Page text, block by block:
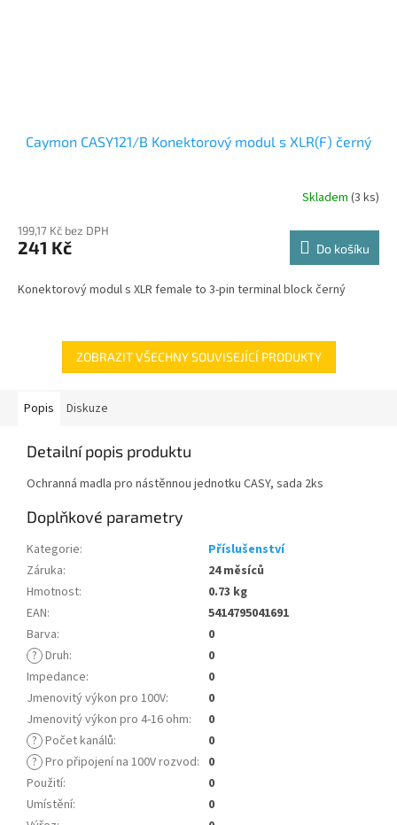
Caymon CASY121/B Konektorový modul s XLR(F) černý
Skladem (3 ks)
199,17 Kč bez DPH
241 Kč Do košíku
Konektorový modul s XLR female to 3-pin terminal block černý
ZOBRAZIT VŠECHNY SOUVISEJÍCÍ PRODUKTY
Popis Diskuze
Detailní popis produktu
Ochranná madla pro nástěnnou jednotku CASY, sada 2ks
Doplňkové parametry
Kategorie:
Příslušenství
Záruka:
24 měsíců
Hmotnost:
0.73 kg
EAN:
5414795041691
Barva:
0
? Druh:
0
Impedance:
0
Jmenovitý výkon pro 100V:
0
Jmenovitý výkon pro 4-16 ohm:
0
? Počet kanálů:
0
? Pro připojení na 100V rozvod: 0
Použití:
0
Umístění:
0